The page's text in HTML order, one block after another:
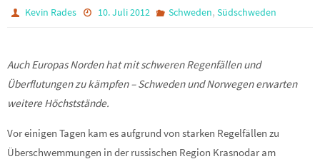
Kevin Rades 10. Juli 2012 Schweden, Südschweden
Auch Europas Norden hat mit schweren Regenfällen und
Überflutungen zu kämpfen – Schweden und Norwegen erwarten
weitere Höchststände.
Vor einigen Tagen kam es aufgrund von starken Regelfällen zu
Überschwemmungen in der russischen Region Krasnodar am